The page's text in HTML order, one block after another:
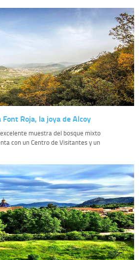
Roja, la joya de Alcoy
muestra del bosque mixto
con un Centro de Visitantes y un